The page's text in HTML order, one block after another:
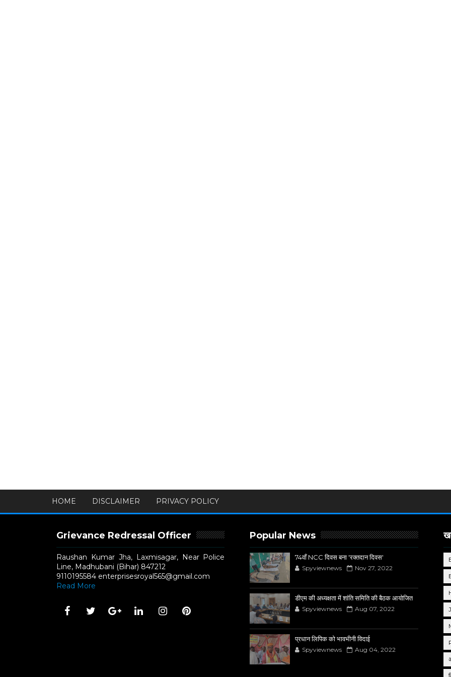
HOME DISCLAIMER PRIVACY POLICY
Grievance Redressal Officer
Raushan Kumar Jha, Laxmisagar, Near Police
Line, Madhubani (Bihar) 847212
9110195584 enterprisesroyal565@gmail.com
Read More
Popular News
74वाँ NCC दिवस बना 'रक्तदान दिवस'
Spyviewnews Nov 27, 2022
डीएम की अध्यक्षता में शांति समिति की बैठक आयोजित
Spyviewnews Aug 07, 2022
प्रधान लिपिक को भावभीनी विदाई
Spyviewnews Aug 04, 2022